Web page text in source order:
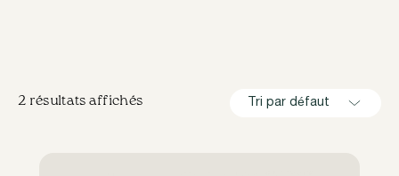
2 résultats affichés Tri par défaut